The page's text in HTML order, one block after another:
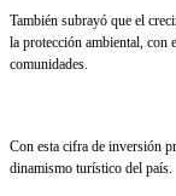
También subrayó que el
la protección ambiental, con
comunidades.
Con esta cifra de inversión
dinamismo turístico del país.